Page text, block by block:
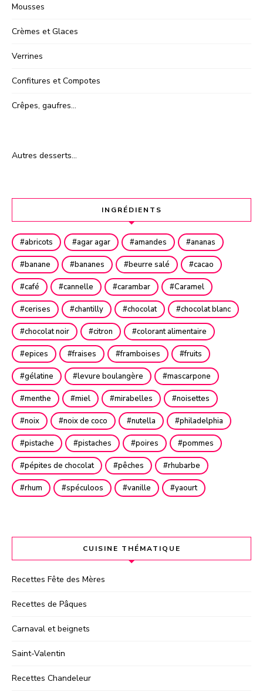
Mousses
Crèmes et Glaces
Verrines
Confitures et Compotes
Crêpes, gaufres…
Autres desserts…
INGRÉDIENTS
abricots agar agar amandes ananas
banane bananes beurre salé cacao
café cannelle carambar Caramel
cerises chantilly chocolat chocolat blanc
chocolat noir citron colorant alimentaire
epices fraises framboises fruits
gélatine levure boulangère mascarpone
menthe miel mirabelles noisettes
noix noix de coco nutella philadelphia
pistache pistaches poires pommes
pépites de chocolat pêches rhubarbe
rhum spéculoos vanille yaourt
CUISINE THÉMATIQUE
Recettes Fête des Mères
Recettes de Pâques
Carnaval et beignets
Saint-Valentin
Recettes Chandeleur